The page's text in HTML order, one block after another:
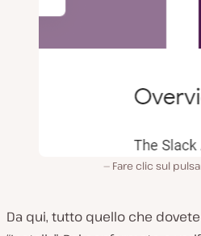
Fare clic sul
Da qui, tutto quello che